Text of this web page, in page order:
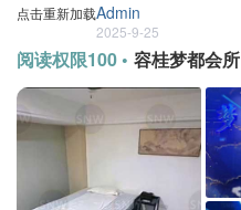
点击重新加载Admin
2025-9-25
阅读权限100 • 容桂梦都会所